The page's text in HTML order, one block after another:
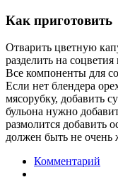
Как приготовить
Отварить цветную
разделить на
Все компоненты для
Если нет блендера
мясорубку, добавить
бульона нужно
размолится добавить
должен быть не очень
Комментарий